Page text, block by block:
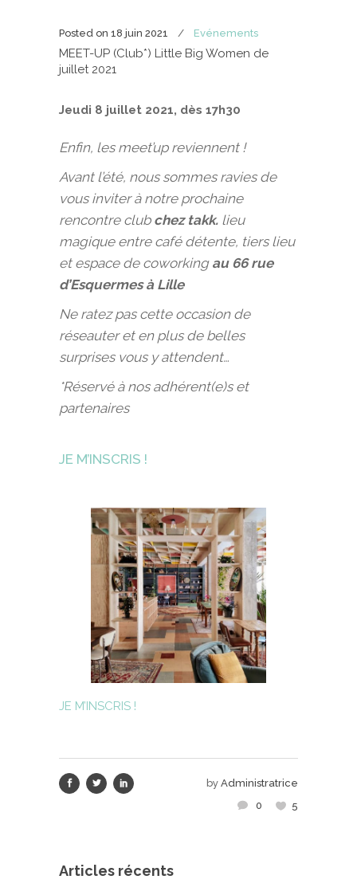
Posted on 18 juin 2021 Evénements
MEET-UP (Club*) Little Big Women de
juillet 2021
Jeudi 8 juillet 2021, dès 17h30
Enfin, les meet’up reviennent !
Avant l’été, nous sommes ravies de
vous inviter à notre prochaine
rencontre club chez takk. lieu
magique entre café détente, tiers lieu
et espace de coworkingau 66 rue
d’Esquermes à Lille
Ne ratez pas cette occasion de
réseauter et en plus de belles
surprises vous y attendent…
*Réservé à nos adhérent(e)s et
partenaires
JE M’INSCRIS !
JE M’INSCRIS !
by Administratrice
0
5
Articles récents